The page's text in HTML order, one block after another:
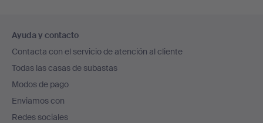
en
el
pie
de
página
Ayuda y contacto
Contacta con el servicio de atención al cliente
Todas las casas de subastas
Modos de pago
Enviamos con
Redes sociales